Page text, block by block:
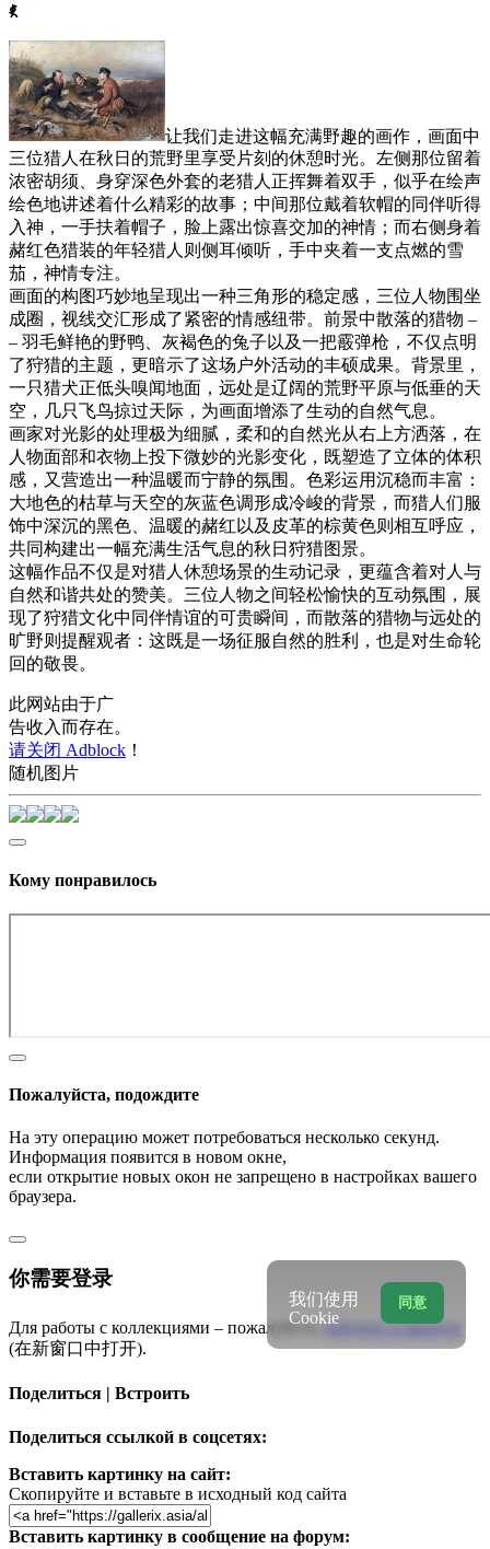
ꈅ
让我们走进这幅充满野趣的画作，画面中
三位猎人在秋日的荒野里享受片刻的休憩时光。左侧那位留着
浓密胡须、身穿深色外套的老猎人正挥舞着双手，似乎在绘声
绘色地讲述着什么精彩的故事；中间那位戴着软帽的同伴听得
入神，一手扶着帽子，脸上露出惊喜交加的神情；而右侧身着
赭红色猎装的年轻猎人则侧耳倾听，手中夹着一支点燃的雪
茄，神情专注。
画面的构图巧妙地呈现出一种三角形的稳定感，三位人物围坐
成圈，视线交汇形成了紧密的情感纽带。前景中散落的猎物 –
– 羽毛鲜艳的野鸭、灰褐色的兔子以及一把霰弹枪，不仅点明
了狩猎的主题，更暗示了这场户外活动的丰硕成果。背景里，
一只猎犬正低头嗅闻地面，远处是辽阔的荒野平原与低垂的天
空，几只飞鸟掠过天际，为画面增添了生动的自然气息。
画家对光影的处理极为细腻，柔和的自然光从右上方洒落，在
人物面部和衣物上投下微妙的光影变化，既塑造了立体的体积
感，又营造出一种温暖而宁静的氛围。色彩运用沉稳而丰富：
大地色的枯草与天空的灰蓝色调形成冷峻的背景，而猎人们服
饰中深沉的黑色、温暖的赭红以及皮革的棕黄色则相互呼应，
共同构建出一幅充满生活气息的秋日狩猎图景。
这幅作品不仅是对猎人休憩场景的生动记录，更蕴含着对人与
自然和谐共处的赞美。三位人物之间轻松愉快的互动氛围，展
现了狩猎文化中同伴情谊的可贵瞬间，而散落的猎物与远处的
旷野则提醒观者：这既是一场征服自然的胜利，也是对生命轮
回的敬畏。
此网站由于广
告收入而存在。
请关闭 Adblock ！
随机图片
Кому понравилось
Пожалуйста, подождите
На эту операцию может потребоваться несколько секунд.
Информация появится в новом окне,
если открытие новых окон не запрещено в настройках вашего
браузера.
你需要登录
Для работы с коллекциями – пожалуйста,войдите в аккаунт
(在新窗口中打开).
Поделиться | Встроить
Поделиться ссылкой в соцсетях:
Вставить картинку на сайт:
Скопируйте и вставьте в исходный код сайта
Вставить картинку в сообщение на форум:
同意
我们使用
Cookie